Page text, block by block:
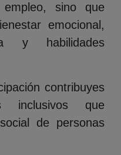
sino que
emocional,
y habilidades
contribuyes
inclusivos que
de personas